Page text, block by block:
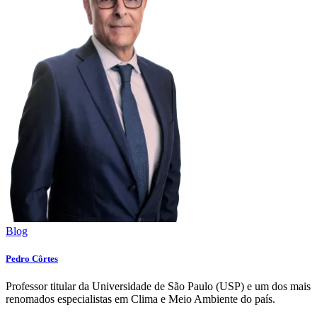
Blog
Pedro Côrtes
Professor titular da Universidade de São Paulo (USP) e um dos mais
renomados especialistas em Clima e Meio Ambiente do país.